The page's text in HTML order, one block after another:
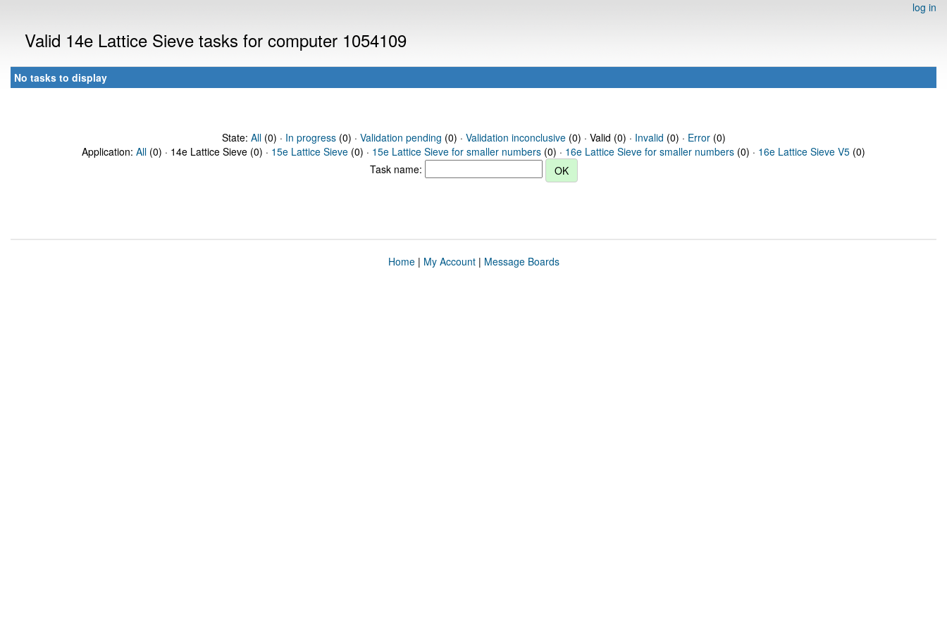
log in
Valid 14e Lattice Sieve tasks for computer 1054109
No tasks to display
State: All(0) · In progress(0) · Validation pending (0) · Validation inconclusive(0) · Valid (0) · Invalid (0) · Error(0)
Application: All (0) · 14e Lattice Sieve (0) · 15e Lattice Sieve (0) · 15e Lattice Sieve for smaller numbers (0) · 16e Lattice Sieve for smaller numbers (0) · 16e Lattice Sieve V5 (0)
Task name:
Home| My Account| Message Boards